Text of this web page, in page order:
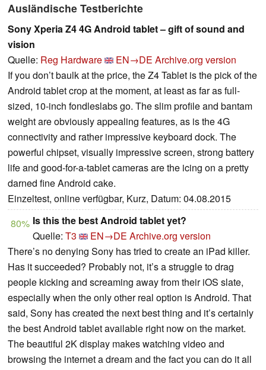
Ausländische Testberichte
Sony Xperia Z4 4G Android tablet – gift of sound and
vision
Quelle: Reg Hardware EN→DE Archive.org version
If you don’t baulk at the price, the Z4 Tablet is the pick of the
Android tablet crop at the moment, at least as far as full-
sized, 10-inch fondleslabs go. The slim profile and bantam
weight are obviously appealing features, as is the 4G
connectivity and rather impressive keyboard dock. The
powerful chipset, visually impressive screen, strong battery
life and good-for-a-tablet cameras are the icing on a pretty
darned fine Android cake.
Einzeltest, online verfügbar, Kurz, Datum: 04.08.2015
80% Is this the best Android tablet yet?
Quelle: T3 EN→DE Archive.org version
There’s no denying Sony has tried to create an iPad killer.
Has it succeeded? Probably not, it’s a struggle to drag
people kicking and screaming away from their iOS slate,
especially when the only other real option is Android. That
said, Sony has created the next best thing and it’s certainly
the best Android tablet available right now on the market.
The beautiful 2K display makes watching video and
browsing the internet a dream and the fact you can do it all